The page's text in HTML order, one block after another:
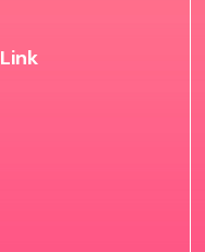
Link